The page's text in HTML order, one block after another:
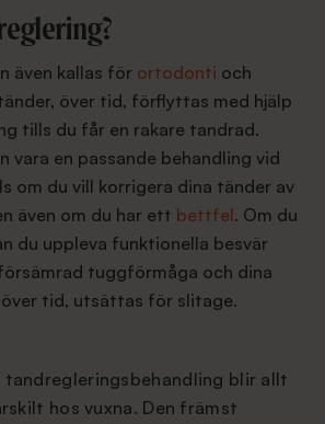
även kallas för ortodonti och
över tid, förflyttas med hjälp
tills du får en rakare tandrad.
vara en passande behandling vid
om du vill korrigera dina tänder av
även om du har ett bettfel. Om du
du uppleva funktionella besvär
tuggförmåga och dina
över tid, utsättas för slitage.
blir allt
hos vuxna. Den främst